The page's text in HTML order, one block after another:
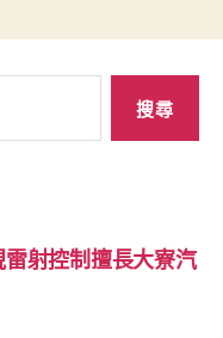
射控制擅長大寮汽